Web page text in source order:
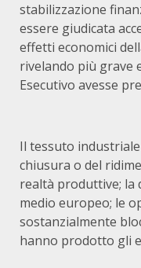
stabilizzazione
essere giudicata
effetti economici
rivelando più grave
Esecutivo avesse
Il tessuto
chiusura o del
realtà produttive; la
medio europeo; le
sostanzialmente
hanno prodotto gli